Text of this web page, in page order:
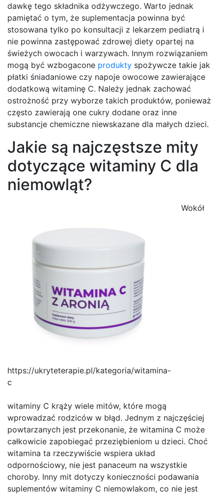
dawkę tego składnika odżywczego. Warto jednak
pamiętać o tym, że suplementacja powinna być
stosowana tylko po konsultacji z lekarzem pediatrą i
nie powinna zastępować zdrowej diety opartej na
świeżych owocach i warzywach. Innym rozwiązaniem
mogą być wzbogacone produkty spożywcze takie jak
płatki śniadaniowe czy napoje owocowe zawierające
dodatkową witaminę C. Należy jednak zachować
ostrożność przy wyborze takich produktów, ponieważ
często zawierają one cukry dodane oraz inne
substancje chemiczne niewskazane dla małych dzieci.
Jakie są najczęstsze mity
dotyczące witaminy C dla
niemowląt?
https://ukryteterapie.pl/kategoria/witamina-
c
Wokół
witaminy C krąży wiele mitów, które mogą
wprowadzać rodziców w błąd. Jednym z najczęściej
powtarzanych jest przekonanie, że witamina C może
całkowicie zapobiegać przeziębieniom u dzieci. Choć
witamina ta rzeczywiście wspiera układ
odpornościowy, nie jest panaceum na wszystkie
choroby. Inny mit dotyczy konieczności podawania
suplementów witaminy C niemowlakom, co nie jest